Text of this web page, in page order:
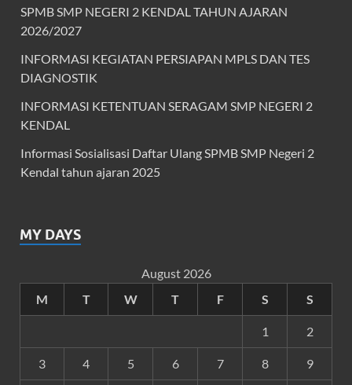
SPMB SMP NEGERI 2 KENDAL TAHUN AJARAN
2026/2027
INFORMASI KEGIATAN PERSIAPAN MPLS DAN TES
DIAGNOSTIK
INFORMASI KETENTUAN SERAGAM SMP NEGERI 2
KENDAL
Informasi Sosialisasi Daftar Ulang SPMB SMP Negeri 2
Kendal tahun ajaran 2025
MY DAYS
August 2026
M
T W T F S S
1 2
3 4 5 6 7 8 9